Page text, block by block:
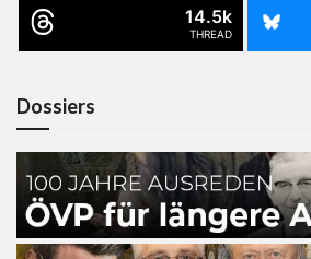
14.5k
THREAD
Dossiers